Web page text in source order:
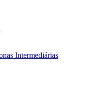
Intermediárias